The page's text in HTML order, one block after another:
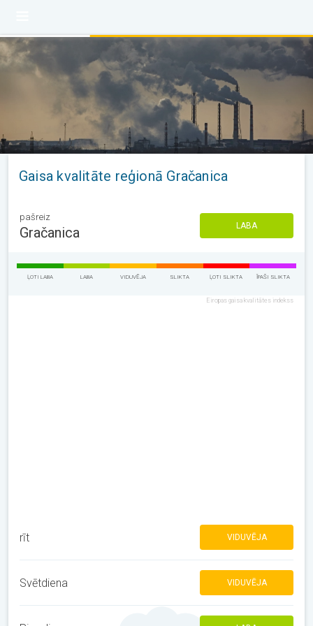
Gaisa kvalitāte reģionā Gračanica
pašreiz
Gračanica LABA
ĻOTI LABA LABA VIDUVĒJA SLIKTA ĻOTI SLIKTA ĪPAŠI SLIKTA
Eiropas gaisa kvalitātes indekss
rīt VIDUVĒJA
Svētdiena VIDUVĒJA